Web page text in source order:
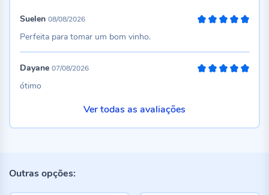
Suelen 08/08/2026
Perfeita para tomar um bom vinho.
Dayane 07/08/2026
ótimo
Ver todas as avaliações
Outras opções: